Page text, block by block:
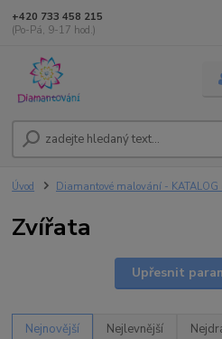
+420 733 458 215
(Po-Pá, 9-17 hod.)
Úvod Diamantové malování - KATALOG
Zvířata
Upřesnit
Nejnovější Nejlevnější